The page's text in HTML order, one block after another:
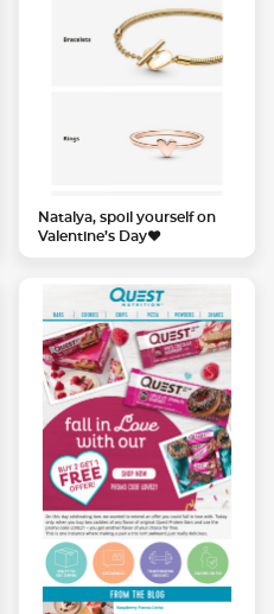
Natalya, spoil yourself on
Valentine’s Day❤️